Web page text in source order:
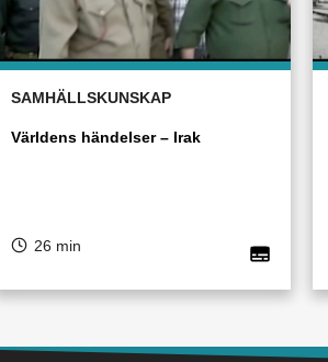
SAMHÄLLSKUNSKAP
Världens händelser – Irak
26 min